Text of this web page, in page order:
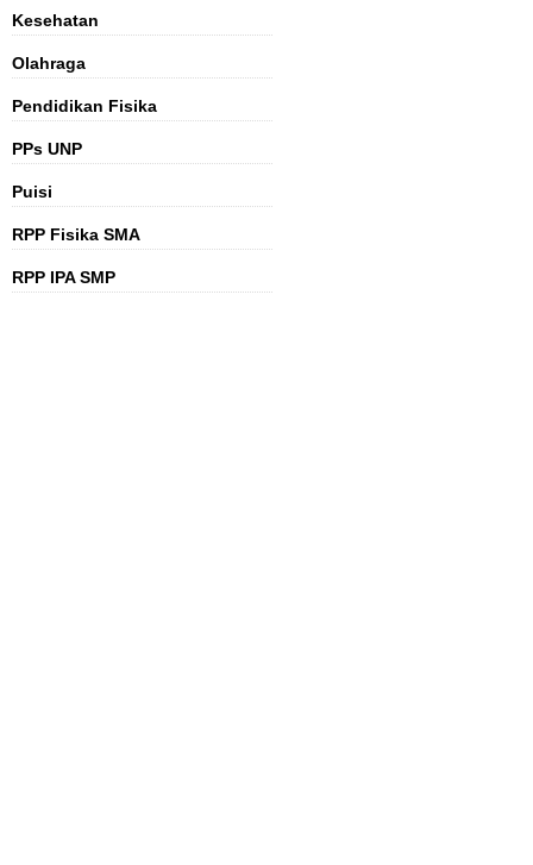
Kesehatan
Olahraga
Pendidikan Fisika
PPs UNP
Puisi
RPP Fisika SMA
RPP IPA SMP